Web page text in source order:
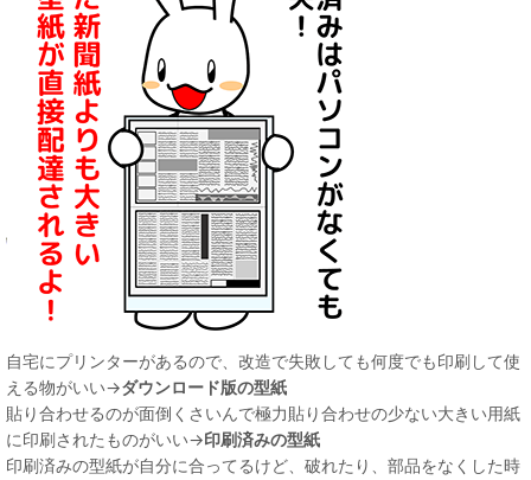
自宅にプリンターがあるので、改造で失敗しても何度でも印刷して使
える物がいい→ダウンロード版の型紙
貼り合わせるのが面倒くさいんで極力貼り合わせの少ない大きい用紙
に印刷されたものがいい→印刷済みの型紙
印刷済みの型紙が自分に合ってるけど、破れたり、部品をなくした時